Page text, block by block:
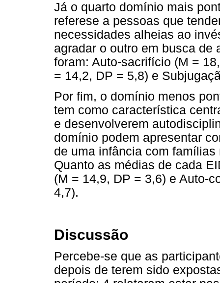
Já o quarto domínio mais
referese a pessoas que
necessidades alheias ao
agradar o outro em busca de
foram: Auto-sacrifício (M =
= 14,2, DP = 5,8) e
Por fim, o domínio menos
tem como característica
e desenvolverem
domínio podem apresentar
de uma infância com
Quanto as médias de cada
(M = 14,9, DP = 3,6) e Auto-
4,7).
Discussão
Percebe-se que as
depois de terem sido